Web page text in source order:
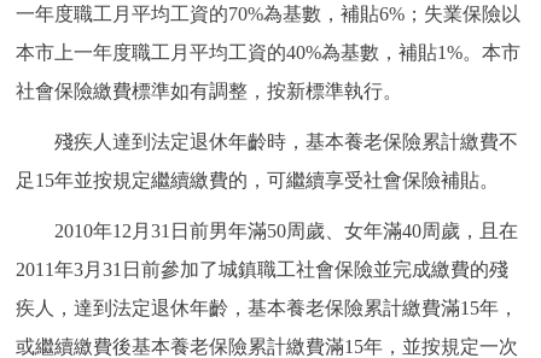
一年度職工月平均工資的70%為基數，補貼6%；失業保險以
本市上一年度職工月平均工資的40%為基數，補貼1%。本市
社會保險繳費標準如有調整，按新標準執行。
殘疾人達到法定退休年齡時，基本養老保險累計繳費不
足15年並按規定繼續繳費的，可繼續享受社會保險補貼。
2010年12月31日前男年滿50周歲、女年滿40周歲，且在
2011年3月31日前參加了城鎮職工社會保險並完成繳費的殘
疾人，達到法定退休年齡，基本養老保險累計繳費滿15年，
或繼續繳費後基本養老保險累計繳費滿15年，並按規定一次